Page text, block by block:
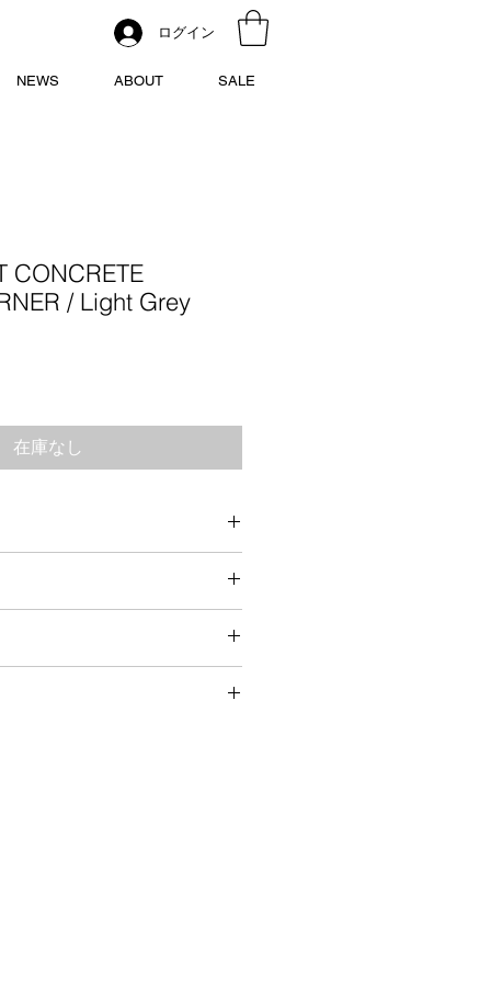
ログイン
NEWS ABOUT SALE
CONCRETE
/ Light Grey
在庫なし